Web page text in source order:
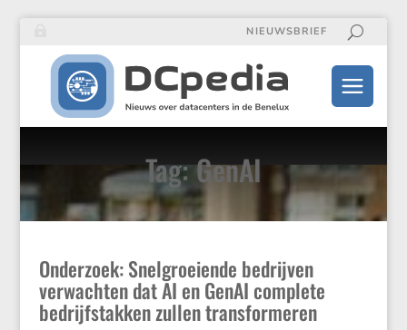
NIEUWSBRIEF
Tag: GenAI
Onderzoek: Snelgroeiende bedrijven
verwachten dat AI en GenAI complete
bedrijfstakken zullen transformeren